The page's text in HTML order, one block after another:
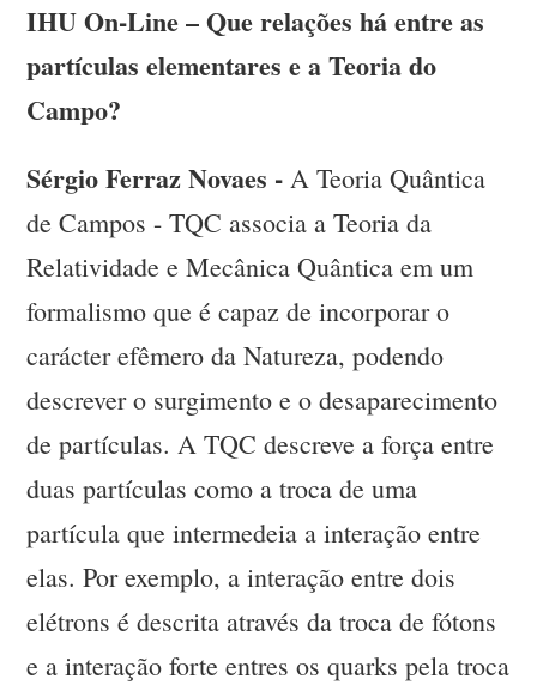
IHU On-Line – Que relações há entre as
partículas elementares e a Teoria do
Campo?
Sérgio Ferraz Novaes - A Teoria Quântica
de Campos - TQC associa a Teoria da
Relatividade e Mecânica Quântica em um
formalismo que é capaz de incorporar o
carácter efêmero da Natureza, podendo
descrever o surgimento e o desaparecimento
de partículas. A TQC descreve a força entre
duas partículas como a troca de uma
partícula que intermedeia a interação entre
elas. Por exemplo, a interação entre dois
elétrons é descrita através da troca de fótons
e a interação forte entres os quarks pela troca